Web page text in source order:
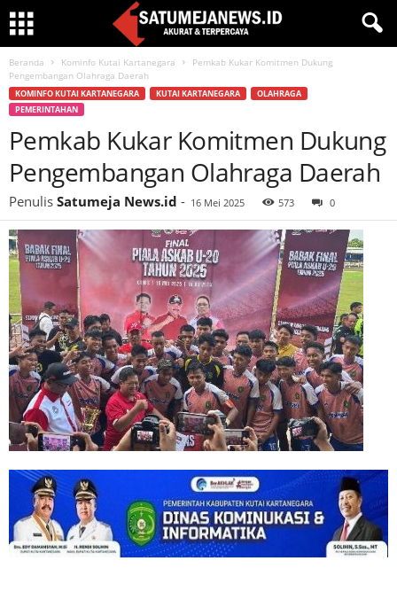
Beranda Kominfo Kutai Kartanegara
Pemkab Kukar Komitmen Dukung
Pengembangan Olahraga Daerah
KOMINFO KUTAI KARTANEGARA KUTAI KARTANEGARA
OLAHRAGA
PEMERINTAHAN
Pemkab Kukar Komitmen Dukung
Pengembangan Olahraga Daerah
Penulis Satumeja News.id - 16 Mei 2025 573 0